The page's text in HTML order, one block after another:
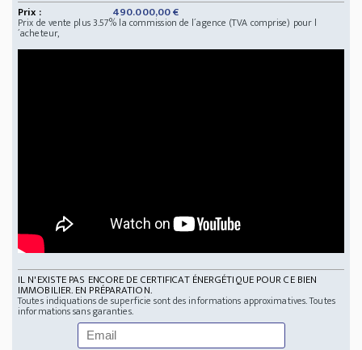
Prix :
490.000,00 €
Prix de vente plus 3.57% la commission de l´agence (TVA comprise) pour l
´acheteur,
IL N'EXISTE PAS ENCORE DE CERTIFICAT ÉNERGÉTIQUE POUR CE BIEN
IMMOBILIER. EN PRÉPARATION.
Toutes indiquations de superficie sont des informations approximatives. Toutes
informations sans garanties.